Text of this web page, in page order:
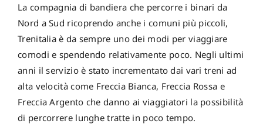
La compagnia di bandiera che percorre i binari da
Nord a Sud ricoprendo anche i comuni più piccoli,
Trenitalia è da sempre uno dei modi per viaggiare
comodi e spendendo relativamente poco. Negli ultimi
anni il servizio è stato incrementato dai vari treni ad
alta velocità come Freccia Bianca, Freccia Rossa e
Freccia Argento che danno ai viaggiatori la possibilità
di percorrere lunghe tratte in poco tempo.